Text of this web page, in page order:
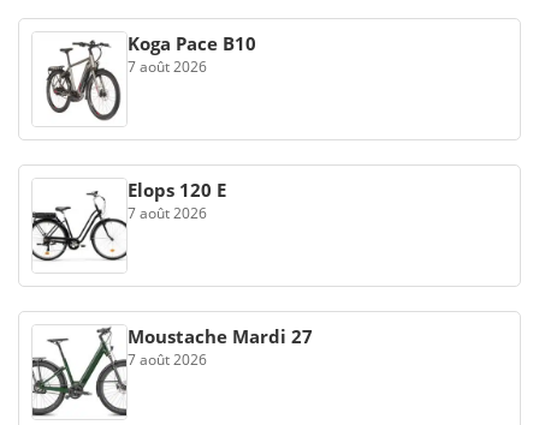
Koga Pace B10
7 août 2026
Elops 120 E
7 août 2026
Moustache Mardi 27
7 août 2026